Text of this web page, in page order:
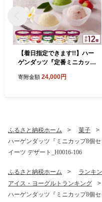
【着日指定できます!!】ハー
ゲンダッツ『定番ミニカップ
ム アイス スイーツ デザート
寄附金額 24,000円
ふるさと納税ホーム 菓子
ハーゲンダッツ『ミニカップ8個
イーツ デザート_H0016-106
ふるさと納税ホーム ランキ
アイス・ヨーグルトランキング
ハーゲンダッツ『ミニカップ8個